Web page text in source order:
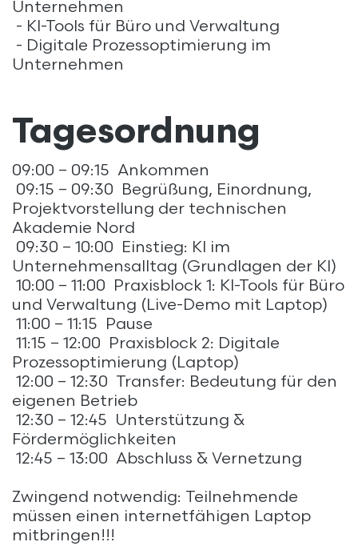
Unternehmen
- KI-Tools für Büro und Verwaltung
- Digitale Prozessoptimierung im
Unternehmen
Tagesordnung
09:00 – 09:15 Ankommen
09:15 – 09:30 Begrüßung, Einordnung,
Projektvorstellung der technischen
Akademie Nord
09:30 – 10:00 Einstieg: KI im
Unternehmensalltag (Grundlagen der KI)
10:00 – 11:00 Praxisblock 1: KI-Tools für Büro
und Verwaltung (Live-Demo mit Laptop)
11:00 – 11:15 Pause
11:15 – 12:00 Praxisblock 2: Digitale
Prozessoptimierung (Laptop)
12:00 – 12:30 Transfer: Bedeutung für den
eigenen Betrieb
12:30 – 12:45 Unterstützung &
Fördermöglichkeiten
12:45 – 13:00 Abschluss & Vernetzung
Zwingend notwendig: Teilnehmende
müssen einen internetfähigen Laptop
mitbringen!!!